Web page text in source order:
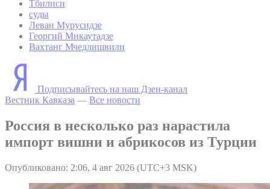
Тбилиси
суды
Леван Мурусидзе
Георгий Микаутадзе
Вахтанг Мчедлишвили
Подписывайтесь на наш Дзен-канал
Вестник Кавказа — Все новости
Россия в несколько раз нарастила
импорт вишни и абрикосов из Турции
Опубликовано: 2:06, 4 авг 2026 (UTC+3 MSK)